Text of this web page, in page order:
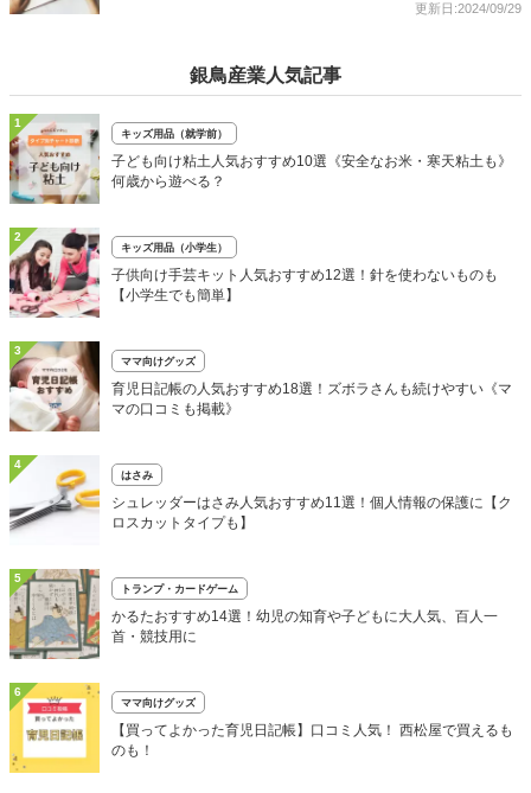
更新日:2024/09/29
銀鳥産業人気記事
1
キッズ用品（就学前）
子ども向け粘土人気おすすめ10選《安全なお米・寒天粘土も》
何歳から遊べる？
2
キッズ用品（小学生）
子供向け手芸キット人気おすすめ12選！針を使わないものも
【小学生でも簡単】
3
ママ向けグッズ
育児日記帳の人気おすすめ18選！ズボラさんも続けやすい《マ
マの口コミも掲載》
4
はさみ
シュレッダーはさみ人気おすすめ11選！個人情報の保護に【ク
ロスカットタイプも】
5
トランプ・カードゲーム
かるたおすすめ14選！幼児の知育や子どもに大人気、百人一
首・競技用に
6
ママ向けグッズ
【買ってよかった育児日記帳】口コミ人気！ 西松屋で買えるも
のも！